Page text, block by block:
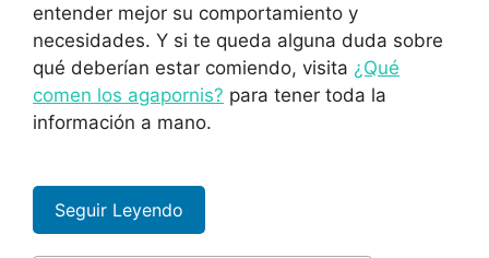
entender mejor su comportamiento y
necesidades. Y si te queda alguna duda sobre
qué deberían estar comiendo, visita ¿Qué
comen los agapornis? para tener toda la
información a mano.
Seguir Leyendo